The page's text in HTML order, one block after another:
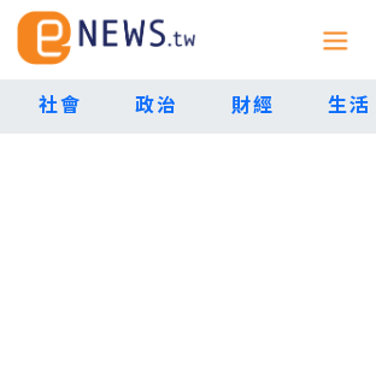
社會 政治 財經 生活